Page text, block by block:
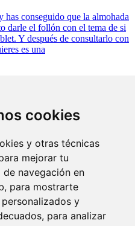
cookies
y otras técnicas
mejorar tu
de navegación en
para mostrarte
y
para analizar
has conseguido que la almohada
darle el follón con el tema de si
Y después de consultarlo con
es una